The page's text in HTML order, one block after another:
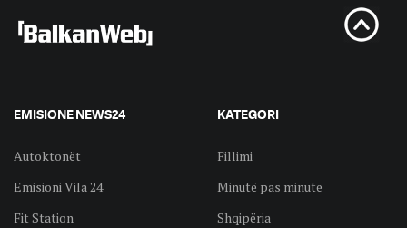
EMISIONE NEWS24
Autoktonët
Emisioni Vila 24
Fit Station
KATEGORI
Fillimi
Minutë pas minute
Shqipëria